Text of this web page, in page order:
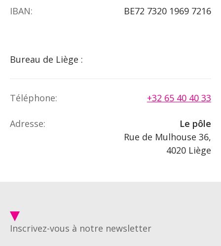
IBAN: BE72 7320 1969 7216
Bureau de Liège :
Téléphone: +32 65 40 40 33
Adresse:
Le pôle
Rue de Mulhouse 36,
4020 Liège
Inscrivez-vous à notre newsletter